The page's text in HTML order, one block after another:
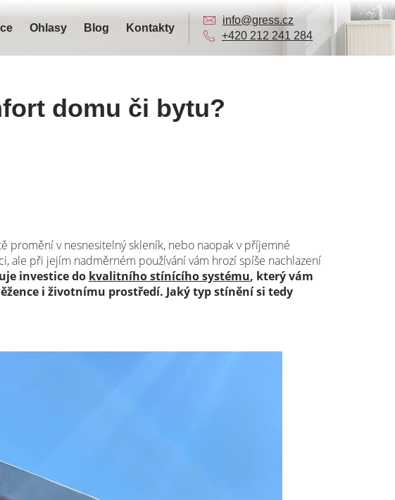
Ohlasy Blog Kontakty
info@gress.cz
+420 212 241 284
domu či bytu?
promění v nesnesitelný skleník, nebo naopak v příjemné
ale při jejím nadměrném používání vám hrozí spíše nachlazení
investice do kvalitního stínícího systému, který vám
i životnímu prostředí. Jaký typ stínění si tedy